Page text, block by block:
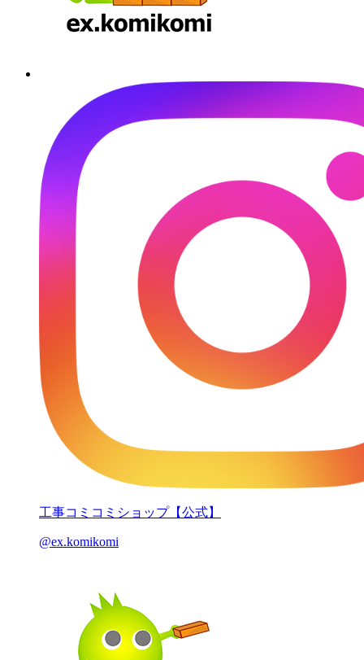
工事コミコミショップ【公式】
@ex.komikomi